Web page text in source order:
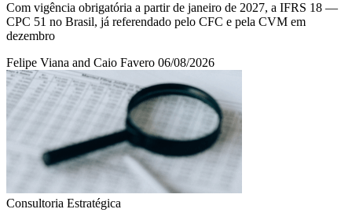
Com vigência obrigatória a partir de janeiro de 2027, a IFRS 18 —
CPC 51 no Brasil, já referendado pelo CFC e pela CVM em
dezembro
Felipe Viana and Caio Favero 06/08/2026
Consultoria Estratégica